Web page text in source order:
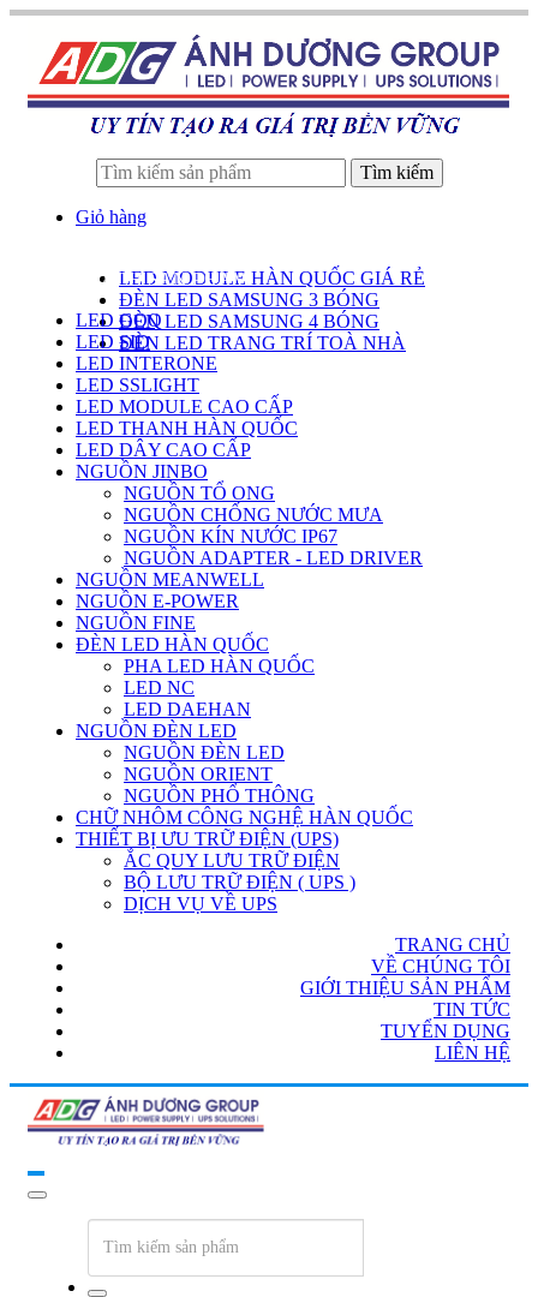
Tìm kiếm
Giỏ hàng
LED MODULE HÀN QUỐC GIÁ RẺ
ĐÈN LED SAMSUNG 3 BÓNG
ĐÈN LED SAMSUNG 4 BÓNG
ĐÈN LED TRANG TRÍ TOÀ NHÀ
DANH SÁCH SẢN PHẨM
LED GOQ
LED SID
LED INTERONE
LED SSLIGHT
LED MODULE CAO CẤP
LED THANH HÀN QUỐC
LED DÂY CAO CẤP
NGUỒN JINBO
NGUỒN TỔ ONG
NGUỒN CHỐNG NƯỚC MƯA
NGUỒN KÍN NƯỚC IP67
NGUỒN ADAPTER - LED DRIVER
NGUỒN MEANWELL
NGUỒN E-POWER
NGUỒN FINE
ĐÈN LED HÀN QUỐC
PHA LED HÀN QUỐC
LED NC
LED DAEHAN
NGUỒN ĐÈN LED
NGUỒN ĐÈN LED
NGUỒN ORIENT
NGUỒN PHỔ THÔNG
CHỮ NHÔM CÔNG NGHỆ HÀN QUỐC
THIẾT BỊ ƯU TRỮ ĐIỆN (UPS)
ẮC QUY LƯU TRỮ ĐIỆN
BỘ LƯU TRỮ ĐIỆN ( UPS )
DỊCH VỤ VỀ UPS
TRANG CHỦ
VỀ CHÚNG TÔI
GIỚI THIỆU SẢN PHẨM
TIN TỨC
TUYỂN DỤNG
LIÊN HỆ